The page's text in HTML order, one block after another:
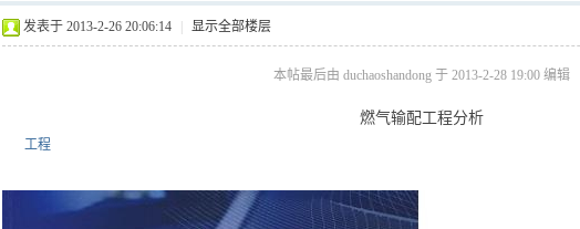
发表于 2013-2-26 20:06:14 显示全部楼层
本帖最后由 duchaoshandong 于 2013-2-28 19:00 编辑
燃气输配工程分析
工程